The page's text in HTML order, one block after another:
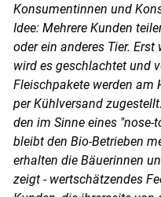
Konsumentinnen und
Idee: Mehrere Kunden
oder ein anderes Tier.
wird es geschlachtet und
Fleischpakete werden am
per Kühlversand
den im Sinne eines
bleibt den Bio-Betrieben
erhalten die Bäuerinnen
zeigt - wertschätzendes